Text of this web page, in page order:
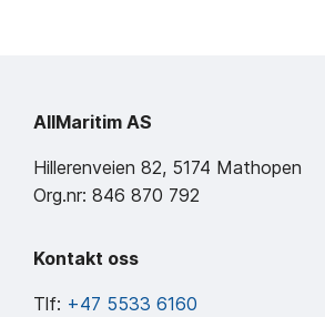
AllMaritim AS
Hillerenveien 82, 5174 Mathopen
Org.nr: 846 870 792
Kontakt oss
Tlf: +47 5533 6160